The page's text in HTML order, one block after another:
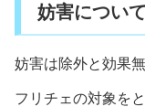
妨害について
妨害は除外と効果
フリチェの対象を